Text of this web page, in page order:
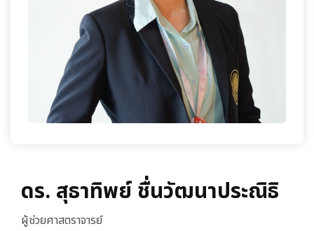
ดร. สุธาทิพย์ ชื่นวัฒนาประณิธิ
ผู้ช่วยศาสตราจารย์